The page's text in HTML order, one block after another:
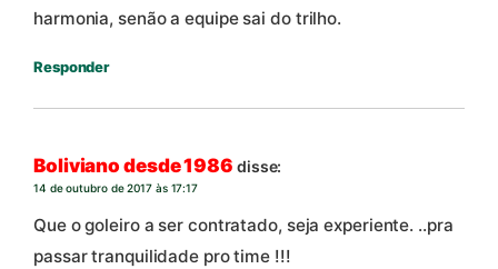
harmonia, senão a equipe sai do trilho.
Responder
Boliviano desde 1986 disse:
14 de outubro de 2017 às 17:17
Que o goleiro a ser contratado, seja experiente. ..pra
passar tranquilidade pro time !!!